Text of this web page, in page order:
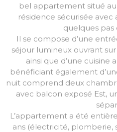
bel appartement situé
résidence sécurisée
quelques pas
Il se compose d’une
séjour lumineux ouvrant
ainsi que d’une
bénéficiant également
nuit comprend deux
avec balcon exposé Est,
L’appartement a été
ans (électricité, plomberie,